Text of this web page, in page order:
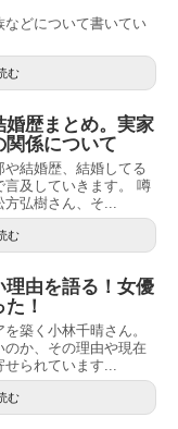
どについて書いてい
む
歴まとめ。実家
関係について
結婚歴、結婚してる
及していきます。 噂
方弘樹さん、そ...
む
由を語る！女優
！
築く小林千晴さん。
か、その理由や現在
せられています...
む